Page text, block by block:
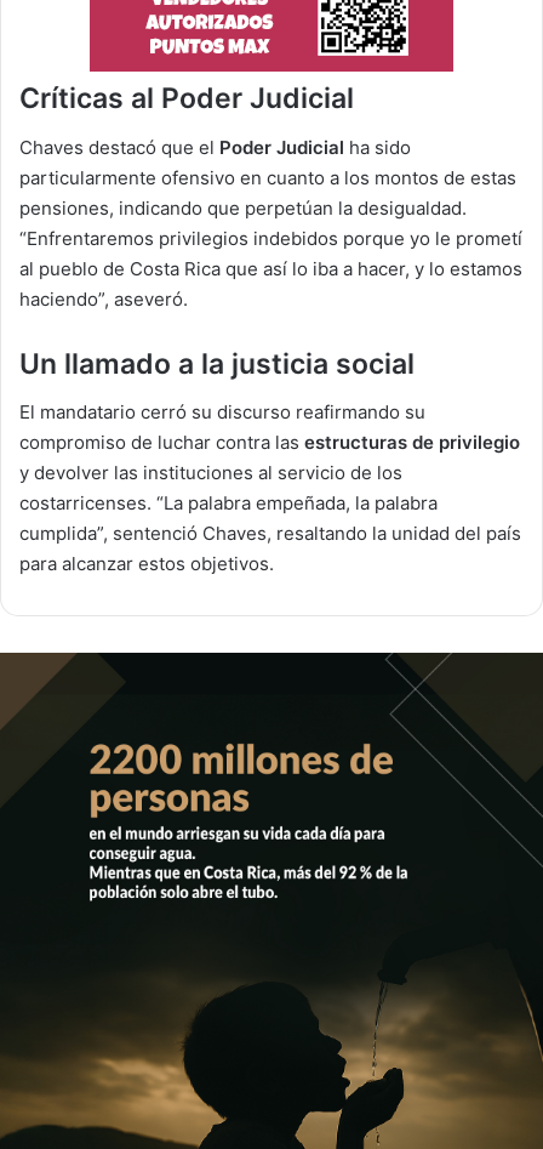
Críticas al Poder Judicial
Chaves destacó que el Poder Judicial ha sido
particularmente ofensivo en cuanto a los montos de estas
pensiones, indicando que perpetúan la desigualdad.
“Enfrentaremos privilegios indebidos porque yo le prometí
al pueblo de Costa Rica que así lo iba a hacer, y lo estamos
haciendo”, aseveró.
Un llamado a la justicia social
El mandatario cerró su discurso reafirmando su
compromiso de luchar contra las estructuras de privilegio
y devolver las instituciones al servicio de los
costarricenses. “La palabra empeñada, la palabra
cumplida”, sentenció Chaves, resaltando la unidad del país
para alcanzar estos objetivos.